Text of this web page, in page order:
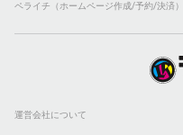
ペライチ（ホームページ作成/予約/決済）
運営会社について